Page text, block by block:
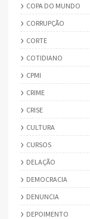
COPA DO MUNDO
CORRUPÇÃO
CORTE
COTIDIANO
CPMI
CRIME
CRISE
CULTURA
CURSOS
DELAÇÃO
DEMOCRACIA
DENUNCIA
DEPOIMENTO